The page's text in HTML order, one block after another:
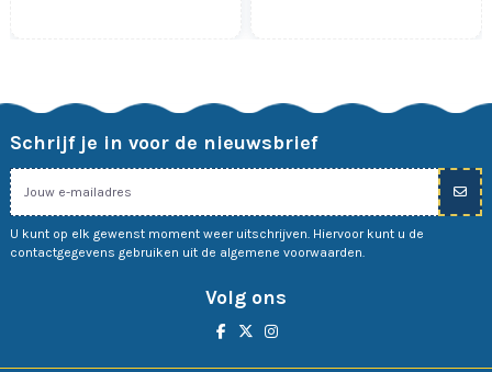
Schrijf je in voor de nieuwsbrief
U kunt op elk gewenst moment weer uitschrijven. Hiervoor kunt u de
contactgegevens gebruiken uit de algemene voorwaarden.
Volg ons